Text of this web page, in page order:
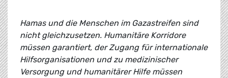
Hamas und die Menschen im Gazastreifen sind
nicht gleichzusetzen. Humanitäre Korridore
müssen garantiert, der Zugang für internationale
Hilfsorganisationen und zu medizinischer
Versorgung und humanitärer Hilfe müssen